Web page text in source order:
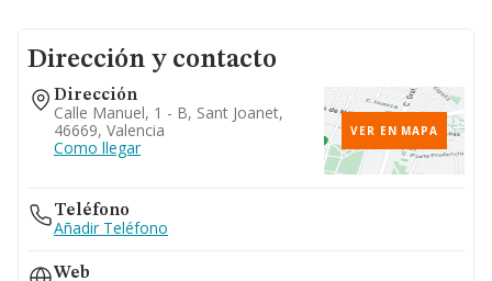
Dirección y contacto
Dirección
Calle Manuel, 1 - B, Sant Joanet,
46669, Valencia
Como llegar
VER EN MAPA
Teléfono
Añadir Teléfono
Web